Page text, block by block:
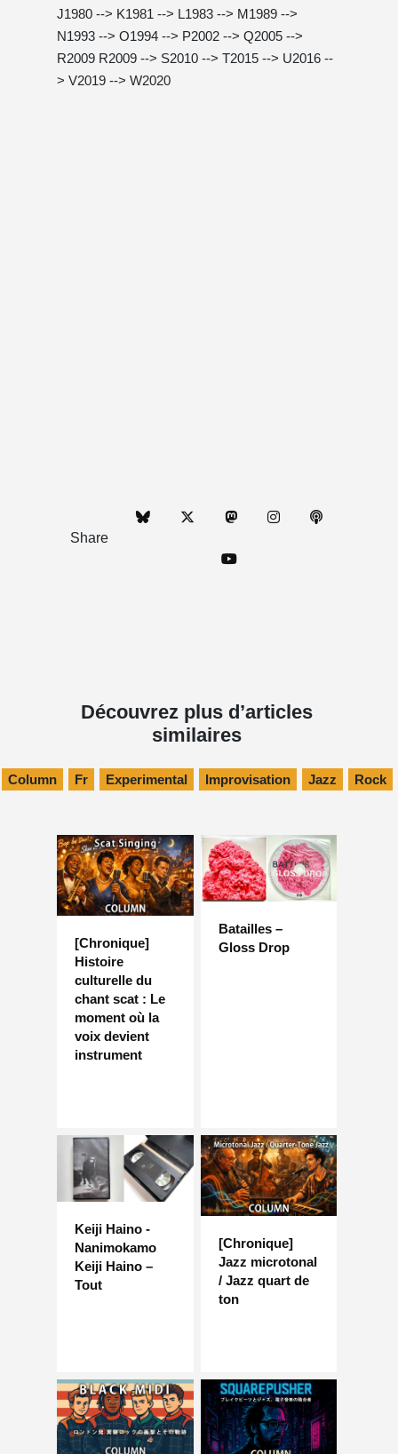
J1980 --> K1981 --> L1983 --> M1989 -->
N1993 --> O1994 --> P2002 --> Q2005 -->
R2009 R2009 --> S2010 --> T2015 --> U2016 --
> V2019 --> W2020
Share
Découvrez plus d’articles
similaires
Column Fr Experimental Improvisation Jazz Rock
[Chronique]
Histoire
culturelle du
chant scat : Le
moment où la
voix devient
instrument
Batailles –
Gloss Drop
Keiji Haino -
Nanimokamo
Keiji Haino –
Tout
[Chronique]
Jazz microtonal
/ Jazz quart de
ton